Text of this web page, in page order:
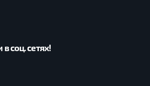
соц. сетях!